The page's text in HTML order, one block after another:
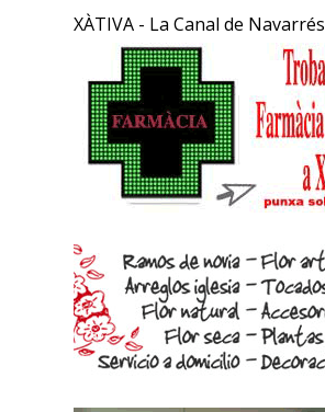
XÀTIVA - La Canal de Navarrés